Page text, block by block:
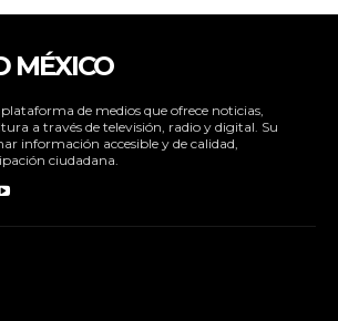
MÉXICO
de medios que ofrece noticias,
a través de televisión, radio y digital. Su
información accesible y de calidad,
ciudadana.